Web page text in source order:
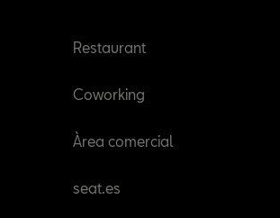
Restaurant
Coworking
Àrea comercial
seat.es